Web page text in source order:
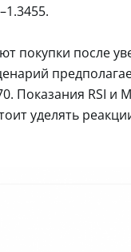
покупки после
Показания RSI и
уделять